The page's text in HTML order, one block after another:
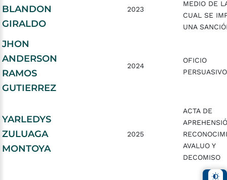
BLANDON
GIRALDO
2023
MEDIO DE
CUAL SE
UNA
JHON
ANDERSON
RAMOS
GUTIERREZ
2024
OFICIO
PERSUASIVO
YARLEDYS
ZULUAGA
MONTOYA
2025
ACTA DE
AVALUO Y
DECOMISO